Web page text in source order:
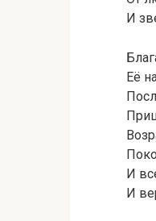
И
Её
И
И